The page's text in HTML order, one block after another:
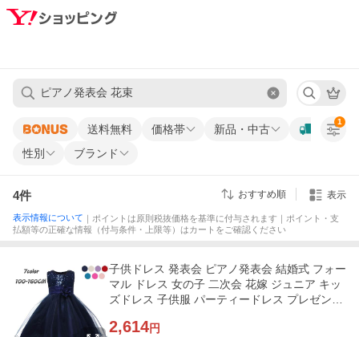
送料無料 価格帯
新品・中古
性別
ブランド
1
4件 おすすめ順 表示
表示情報について ｜ポイントは原則税抜価格を基準に付与されます｜ポイント・支
払額等の正確な情報（付与条件・上限等）はカートをご確認ください
子供ドレス 発表会 ピアノ発表会 結婚式 フォー
マル ドレス 女の子 二次会 花嫁 ジュニア キッ
ズドレス 子供服 パーティードレス プレゼント
2,614円